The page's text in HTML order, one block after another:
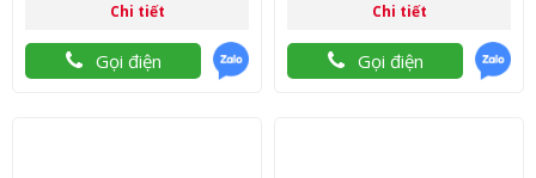
Chi tiết
Gọi điện
Chi tiết
Gọi điện